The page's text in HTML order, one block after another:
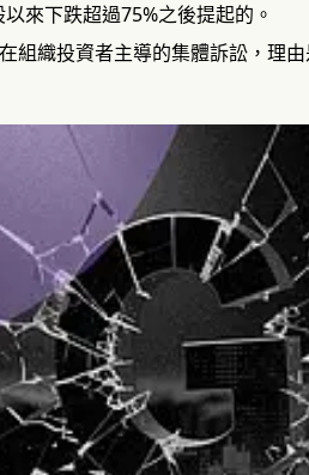
來下跌超過75%之後提起的。
織投資者主導的集體訴訟，理由